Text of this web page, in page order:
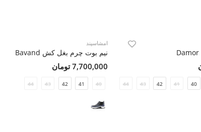
40
41
42
43
44
امشاسپند
نیم بوت چرم بغل کش Bavand
7,700,000 تومان
40
41
42
43
44